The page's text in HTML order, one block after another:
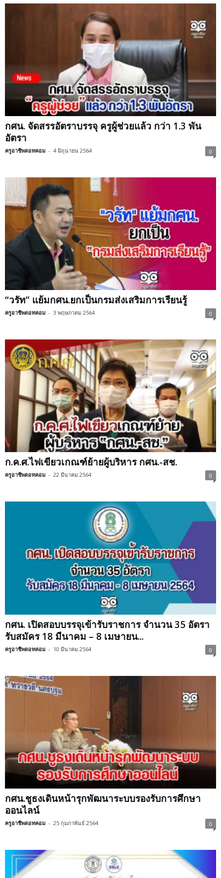
กศน. จัดสรรอัตราบรรจุ ครูผู้ช่วยแล้ว กว่า 1.3 พัน
อัตรา
ครูอาชีพดอทคอม - 4 มิถุนายน 2564 0
“วรัท” แย้มกศน.ยกเป็นกรมส่งเสริมการเรียนรู้
ครูอาชีพดอทคอม - 3 พฤษภาคม 2564 0
ก.ค.ศ.ไฟเขียวเกณฑ์ย้ายผู้บริหาร กศน.-สช.
ครูอาชีพดอทคอม - 22 มีนาคม 2564 0
กศน. เปิดสอบบรรจุเข้ารับราชการ จำนวน 35 อัตรา
รับสมัคร 18 มีนาคม – 8 เมษายน...
ครูอาชีพดอทคอม - 10 มีนาคม 2564 0
กศน.ชูธงเดินหน้ารุกพัฒนาระบบรองรับการศึกษา
ออนไลน์
ครูอาชีพดอทคอม - 25 กุมภาพันธ์ 2564 0